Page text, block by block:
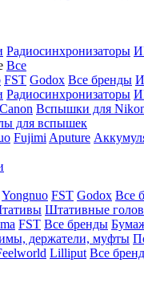
Радиосинхронизаторы
Все
FST Godox Все бренды
Радиосинхронизаторы
Вспышки для
для вспышек
Fujimi Aputure
Yongnuo FST Godox Все
Штативные
FST Все бренды
держатели, муфты
Lilliput Все